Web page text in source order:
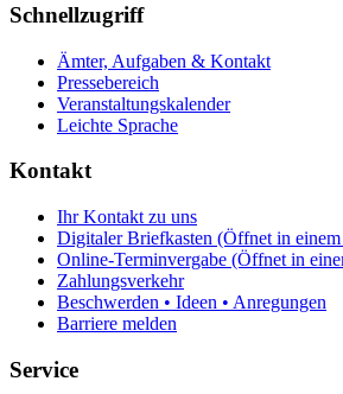
Schnellzugriff
Ämter, Aufgaben & Kontakt
Pressebereich
Veranstaltungskalender
Leichte Sprache
Kontakt
Ihr Kontakt zu uns
Digitaler Briefkasten (Öffnet in
Online-Terminvergabe (Öffnet in
Zahlungsverkehr
Beschwerden • Ideen • Anregungen
Barriere melden
Service